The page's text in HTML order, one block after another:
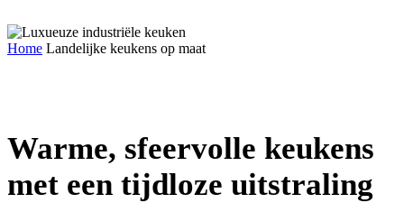
Home Landelijke keukens op maat
Warme, sfeervolle keukens
met een tijdloze uitstraling